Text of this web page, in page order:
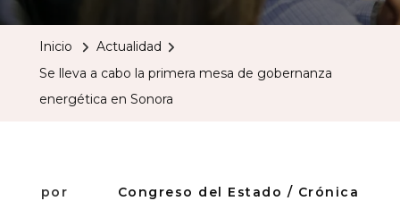
Lleva
Inicio
Actualidad
Se lleva a cabo la primera mesa de gobernanza
energética en Sonora
por
Congreso del Estado / Crónica